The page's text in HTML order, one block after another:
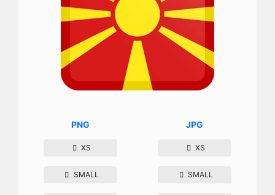
PNG
XS
SMALL
JPG
XS
SMALL